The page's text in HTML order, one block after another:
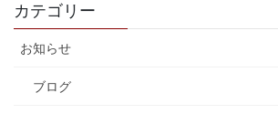
カテゴリー
お知らせ
ブログ